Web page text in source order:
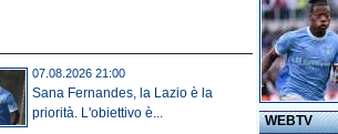
07.08.2026 21:00
Sana Fernandes, la Lazio è la
priorità. L'obiettivo è...
WEBTV